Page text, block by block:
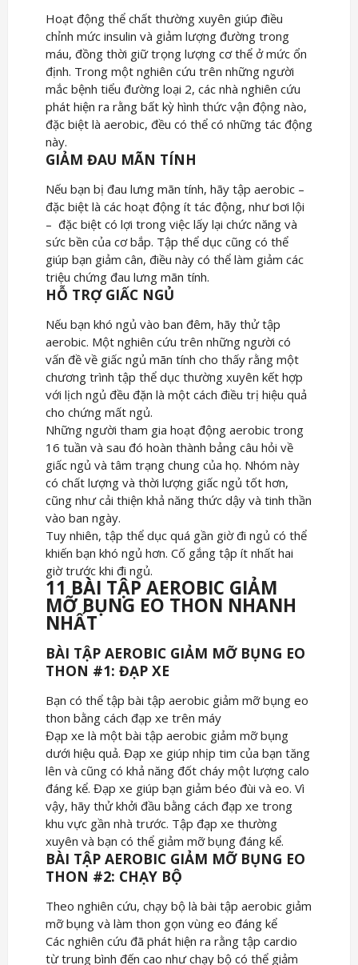
Hoạt động thể chất thường xuyên giúp điều
chỉnh mức insulin và giảm lượng đường trong
máu, đồng thời giữ trọng lượng cơ thể ở mức ổn
định. Trong một nghiên cứu trên những người
mắc bệnh tiểu đường loại 2, các nhà nghiên cứu
phát hiện ra rằng bất kỳ hình thức vận động nào,
đặc biệt là aerobic, đều có thể có những tác động
này.
GIẢM ĐAU MÃN TÍNH
Nếu bạn bị đau lưng mãn tính, hãy tập aerobic –
đặc biệt là các hoạt động ít tác động, như bơi lội
– đặc biệt có lợi trong việc lấy lại chức năng và
sức bền của cơ bắp. Tập thể dục cũng có thể
giúp bạn giảm cân, điều này có thể làm giảm các
triệu chứng đau lưng mãn tính.
HỖ TRỢ GIẤC NGỦ
Nếu bạn khó ngủ vào ban đêm, hãy thử tập
aerobic. Một nghiên cứu trên những người có
vấn đề về giấc ngủ mãn tính cho thấy rằng một
chương trình tập thể dục thường xuyên kết hợp
với lịch ngủ đều đặn là một cách điều trị hiệu quả
cho chứng mất ngủ.
Những người tham gia hoạt động aerobic trong
16 tuần và sau đó hoàn thành bảng câu hỏi về
giấc ngủ và tâm trạng chung của họ. Nhóm này
có chất lượng và thời lượng giấc ngủ tốt hơn,
cũng như cải thiện khả năng thức dậy và tinh thần
vào ban ngày.
Tuy nhiên, tập thể dục quá gần giờ đi ngủ có thể
khiến bạn khó ngủ hơn. Cố gắng tập ít nhất hai
giờ trước khi đi ngủ.
11 BÀI TẬP AEROBIC GIẢM
MỠ BỤNG EO THON NHANH
NHẤT
BÀI TẬP AEROBIC GIẢM MỠ BỤNG EO
THON #1: ĐẠP XE
Bạn có thể tập bài tập aerobic giảm mỡ bụng eo
thon bằng cách đạp xe trên máy
Đạp xe là một bài tập aerobic giảm mỡ bụng
dưới hiệu quả. Đạp xe giúp nhịp tim của bạn tăng
lên và cũng có khả năng đốt cháy một lượng calo
đáng kể. Đạp xe giúp bạn giảm béo đùi và eo. Vì
vậy, hãy thử khởi đầu bằng cách đạp xe trong
khu vực gần nhà trước. Tập đạp xe thường
xuyên và bạn có thể giảm mỡ bụng đáng kể.
BÀI TẬP AEROBIC GIẢM MỠ BỤNG EO
THON #2: CHẠY BỘ
Theo nghiên cứu, chạy bộ là bài tập aerobic giảm
mỡ bụng và làm thon gọn vùng eo đáng kể
Các nghiên cứu đã phát hiện ra rằng tập cardio
từ trung bình đến cao như chạy bộ có thể giảm